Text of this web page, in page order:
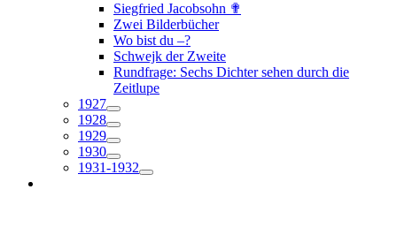
Siegfried Jacobsohn ✟
Zwei Bilderbücher
Wo bist du –?
Schwejk der Zweite
Rundfrage: Sechs Dichter sehen durch die
Zeitlupe
1927
1928
1929
1930
1931-1932